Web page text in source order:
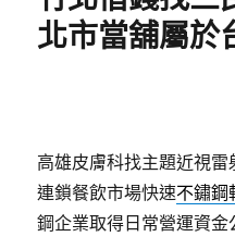
北市當舖屬於
高雄皮膚科找主題近視
連鎖餐飲市場快速不鏽鋼
鋼企業取得日常營運資金